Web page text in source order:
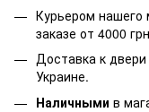
Курьером нашего
заказе от 4000
Доставка к
Украине.
Наличными в